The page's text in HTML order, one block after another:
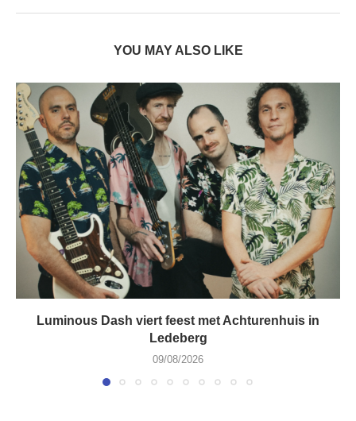
YOU MAY ALSO LIKE
Luminous Dash viert feest met Achturenhuis in
Ledeberg
09/08/2026